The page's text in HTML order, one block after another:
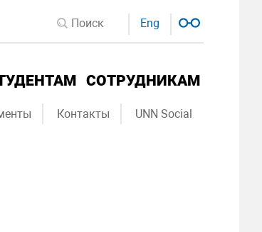
Eng
СОТРУДНИКАМ
Контакты UNN Social